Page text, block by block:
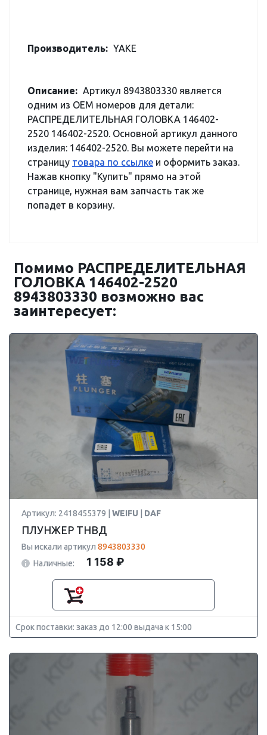
Производитель: YAKE
Описание: Артикул 8943803330 является
одним из OEM номеров для детали:
РАСПРЕДЕЛИТЕЛЬНАЯ ГОЛОВКА 146402-
2520 146402-2520. Основной артикул данного
изделия: 146402-2520. Вы можете перейти на
страницу товара по ссылке и оформить заказ.
Нажав кнопку "Купить" прямо на этой
странице, нужная вам запчасть так же
попадет в корзину.
Помимо РАСПРЕДЕЛИТЕЛЬНАЯ
ГОЛОВКА 146402-2520
8943803330 возможно вас
заинтересует:
Артикул: 2418455379 | WEIFU DAF
ПЛУНЖЕР ТНВД
Вы искали артикул 8943803330
Наличные:
1 158 ₽
Срок поставки: заказ до 12:00 выдача к 15:00